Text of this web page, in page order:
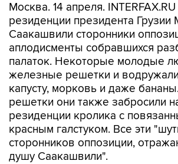
Москва. 14 апреля.
резиденции президента Грузии
Саакашвили сторонники
аплодисменты собравшихся
палаток. Некоторые молодые
железные решетки и
капусту, морковь и даже
решетки они также забросили
резиденции кролика с
красным галстуком. Все эти
сторонников оппозиции,
душу Саакашвили".